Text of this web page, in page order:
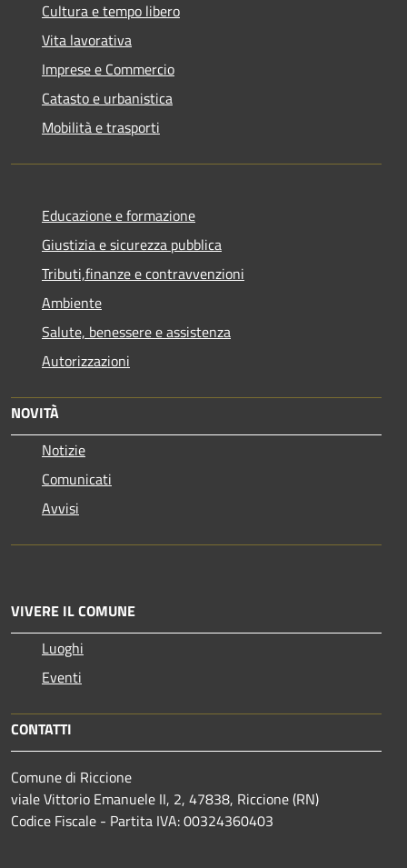
Cultura e tempo libero
Vita lavorativa
Imprese e Commercio
Catasto e urbanistica
Mobilità e trasporti
Educazione e formazione
Giustizia e sicurezza pubblica
Tributi,finanze e contravvenzioni
Ambiente
Salute, benessere e assistenza
Autorizzazioni
NOVITÀ
Notizie
Comunicati
Avvisi
VIVERE IL COMUNE
Luoghi
Eventi
CONTATTI
Comune di Riccione
viale Vittorio Emanuele II, 2, 47838, Riccione (RN)
Codice Fiscale - Partita IVA: 00324360403